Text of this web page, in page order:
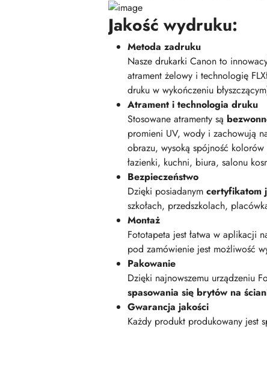
Jakość wydruku:
Metoda zadruku
Nasze drukarki Canon to
atrament żelowy i technologię
druku w wykończeniu
Atrament i technologia druku
Stosowane atramenty są
promieni UV, wody i zachowują
obrazu, wysoką spójność
łazienki, kuchni, biura, salonu
Bezpieczeństwo
Dzięki posiadanym certyfikatom
szkołach, przedszkolach,
Montaż
Fototapeta jest łatwa w aplikacji
pod zamówienie jest możliwość
Pakowanie
Dzięki najnowszemu urządzeniu
spasowania się brytów na
Gwarancja jakości
Każdy produkt produkowany jest